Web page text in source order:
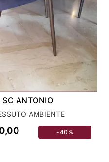
SC ANTONIO
AMBIENTE
-40%